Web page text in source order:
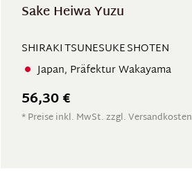
Sake Heiwa Yuzu
SHIRAKI TSUNESUKE SHOTEN
Japan, Präfektur Wakayama
56,30 €
* Preise inkl. MwSt. zzgl. Versandkosten